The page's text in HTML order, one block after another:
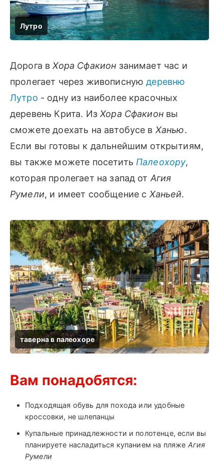
Дорога вХора Сфакион занимает час и
пролегает через живописнуюдеревню
Лутро - одну из наиболее красочных
деревень Крита. Из Хора Сфакионвы
сможете доехать на автобусе в Ханью.
Если вы готовы к дальнейшим открытиям,
вы также можете посетить Палеохору,
которая пролегает на запад от Агия
Румели, и имеет сообщение с Ханьей.
Вам понадобятся:
Подходящая обувь для похода или удобные
кроссовки, не шлепанцы
Купальные принадлежности и полотенце, если вы
планируете насладиться купанием на пляже Агия
Румели